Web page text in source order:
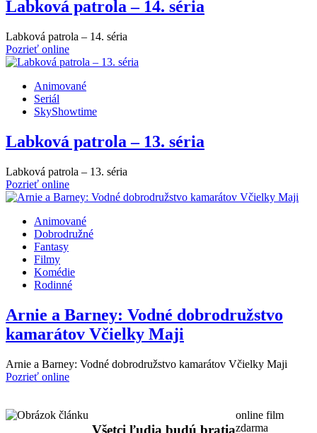
Labková patrola – 14. séria
Labková patrola – 14. séria
Pozrieť online
Animované
Seriál
SkyShowtime
Labková patrola – 13. séria
Labková patrola – 13. séria
Pozrieť online
Animované
Dobrodružné
Fantasy
Filmy
Komédie
Rodinné
Arnie a Barney: Vodné dobrodružstvo
kamarátov Včielky Maji
Arnie a Barney: Vodné dobrodružstvo kamarátov Včielky Maji
Pozrieť online
Všetci ľudia budú bratia
online film
zdarma